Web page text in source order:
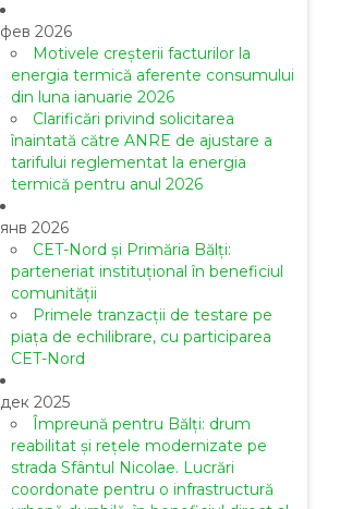
фев 2026
Motivele creșterii facturilor la
energia termică aferente consumului
din luna ianuarie 2026
Clarificări privind solicitarea
înaintată către ANRE de ajustare a
tarifului reglementat la energia
termică pentru anul 2026
янв 2026
CET-Nord și Primăria Bălți:
parteneriat instituțional în beneficiul
comunității
Primele tranzacții de testare pe
piața de echilibrare, cu participarea
CET-Nord
дек 2025
Împreună pentru Bălți: drum
reabilitat și rețele modernizate pe
strada Sfântul Nicolae. Lucrări
coordonate pentru o infrastructură